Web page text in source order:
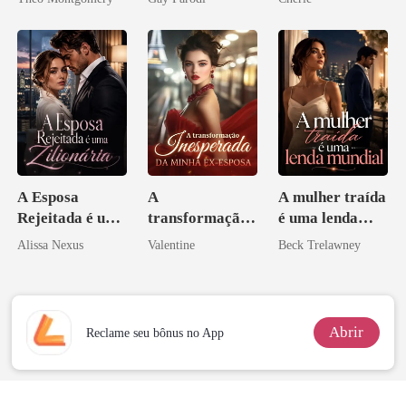
Veja-me Brilhar
licantropos
A Esposa
Rejeitada é uma
Zilionária
Alissa Nexus
A
transformação
inesperada da
Valentine
A mulher traída
é uma lenda
mundial
Beck Trelawney
Reclame seu bônus no App Abrir